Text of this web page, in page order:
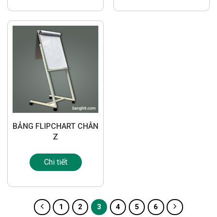
BẢNG FLIPCHART CHÂN
Z
Chi tiết
1 2 3 4 5 6